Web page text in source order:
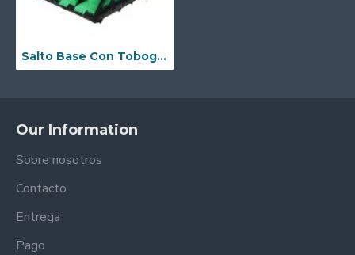
Salto Base Con Tobogan Toxico
Our Information
Sobre nosotros
Contacto
Entrega
Pago